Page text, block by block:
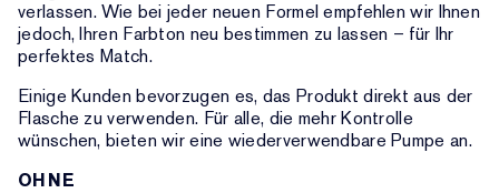
verlassen. Wie bei jeder neuen Formel empfehlen wir Ihnen
jedoch, Ihren Farbton neu bestimmen zu lassen – für Ihr
perfektes Match.
Einige Kunden bevorzugen es, das Produkt direkt aus der
Flasche zu verwenden. Für alle, die mehr Kontrolle
wünschen, bieten wir eine wiederverwendbare Pumpe an.
OHNE